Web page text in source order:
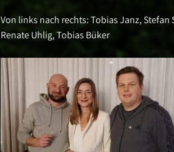
Von links nach rechts: Tobias Janz,
Renate Uhlig, Tobias Büker